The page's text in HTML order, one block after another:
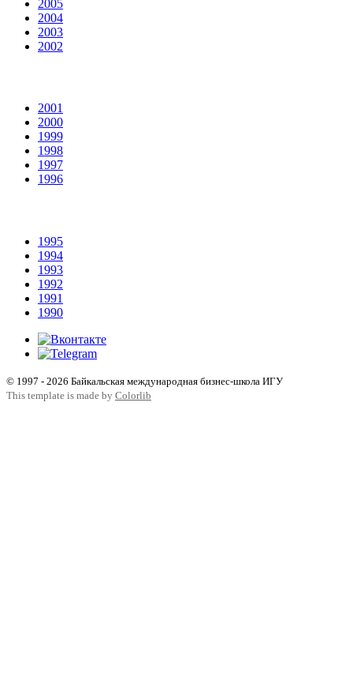
2005
2004
2003
2002
2001
2000
1999
1998
1997
1996
1995
1994
1993
1992
1991
1990
© 1997 - 2026 Байкальская международная бизнес-школа ИГУ
This template is made by Colorlib